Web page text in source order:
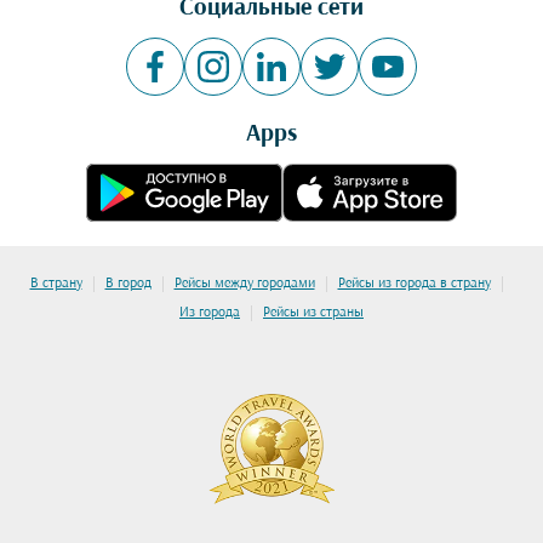
Социальные сети
Apps
В страну | В город | Рейсы между городами | Рейсы из города в страну |
Из города | Рейсы из страны